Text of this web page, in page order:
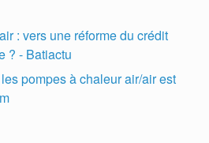
: vers une réforme du crédit
? - Batiactu
pompes à chaleur air/air est